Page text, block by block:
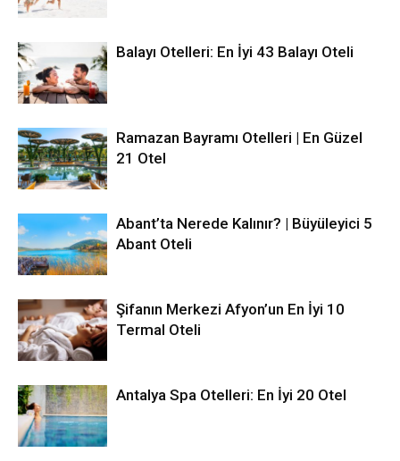
Balayı Otelleri: En İyi 43 Balayı Oteli
Ramazan Bayramı Otelleri | En Güzel
21 Otel
Abant’ta Nerede Kalınır? | Büyüleyici 5
Abant Oteli
Şifanın Merkezi Afyon’un En İyi 10
Termal Oteli
Antalya Spa Otelleri: En İyi 20 Otel